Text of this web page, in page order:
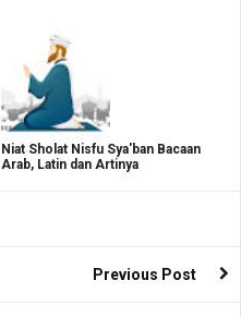
Niat Sholat Nisfu Sya'ban Bacaan
Arab, Latin dan Artinya
Previous Post